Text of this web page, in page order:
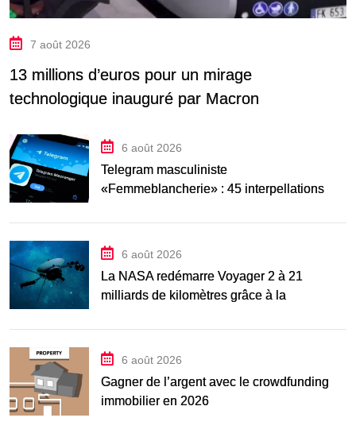
7 août 2026
13 millions d’euros pour un mirage
technologique inauguré par Macron
6 août 2026
Telegram masculiniste
«Femmeblancherie» : 45 interpellations
6 août 2026
La NASA redémarre Voyager 2 à 21
milliards de kilomètres grâce à la
6 août 2026
Gagner de l’argent avec le crowdfunding
immobilier en 2026